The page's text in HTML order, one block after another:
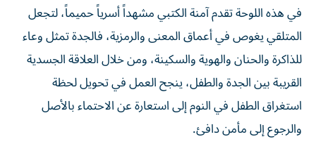
في هذه اللوحة تقدم آمنة الكتبي مشهداً أسرياً حميماً، لتجعل
المتلقي يغوص في أعماق المعنى والرمزية، فالجدة تمثل وعاء
للذاكرة والحنان والهوية والسكينة، ومن خلال العلاقة الجسدية
القريبة بين الجدة والطفل، ينجح العمل في تحويل لحظة
استغراق الطفل في النوم إلى استعارة عن الاحتماء بالأصل
والرجوع إلى مأمن دافئ.